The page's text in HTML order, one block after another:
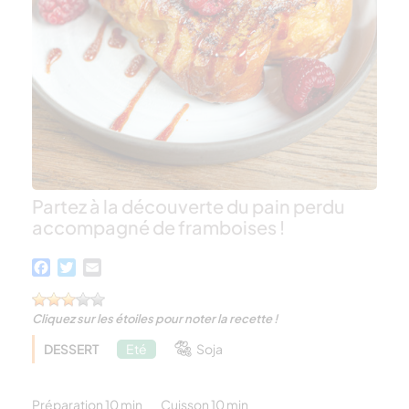
Partez à la découverte du pain perdu
accompagné de framboises !
Facebook
Twitter
Cliquez sur les étoiles pour noter la recette !
DESSERT Eté Soja
Préparation 10 min Cuisson 10 min